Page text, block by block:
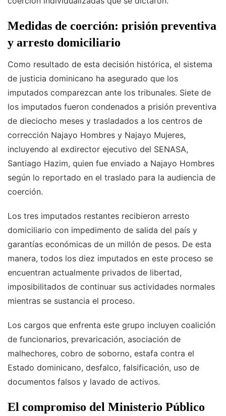
Medidas de coerción: prisión preventiva
y arresto domiciliario
Como resultado de esta decisión histórica, el sistema
de justicia dominicano ha asegurado que los
imputados comparezcan ante los tribunales. Siete de
los imputados fueron condenados a prisión preventiva
de dieciocho meses y trasladados a los centros de
corrección Najayo Hombres y Najayo Mujeres,
incluyendo al exdirector ejecutivo del SENASA,
Santiago Hazim, quien fue enviado a Najayo Hombres
según lo reportado en el traslado para la audiencia de
coerción.
Los tres imputados restantes recibieron arresto
domiciliario con impedimento de salida del país y
garantías económicas de un millón de pesos. De esta
manera, todos los diez imputados en este proceso se
encuentran actualmente privados de libertad,
imposibilitados de continuar sus actividades normales
mientras se sustancia el proceso.
Los cargos que enfrenta este grupo incluyen coalición
de funcionarios, prevaricación, asociación de
malhechores, cobro de soborno, estafa contra el
Estado dominicano, desfalco, falsificación, uso de
documentos falsos y lavado de activos.
El compromiso del Ministerio Público